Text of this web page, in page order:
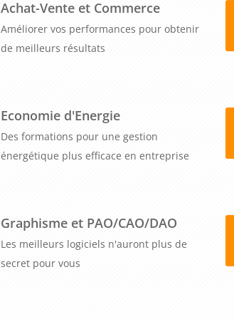
Achat-Vente et Commerce
Améliorer vos performances pour obtenir
de meilleurs résultats
Economie d'Energie
Des formations pour une gestion
énergétique plus efficace en entreprise
Graphisme et PAO/CAO/DAO
Les meilleurs logiciels n'auront plus de
secret pour vous